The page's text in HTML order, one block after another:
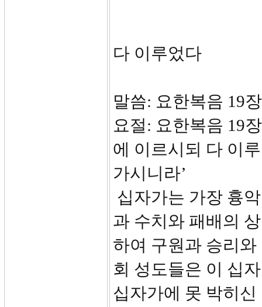
다 이루었다
말씀: 요한복음 19
요절: 요한복음 19
에 이르시되 다 이
가시니라’
십자가는 가장 흉
과 수치와 패배의
하여 구원과 승리
회 성도들은 이 십
십자가에 못 박히